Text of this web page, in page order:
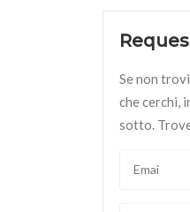
Se non
che cerchi,
sotto.